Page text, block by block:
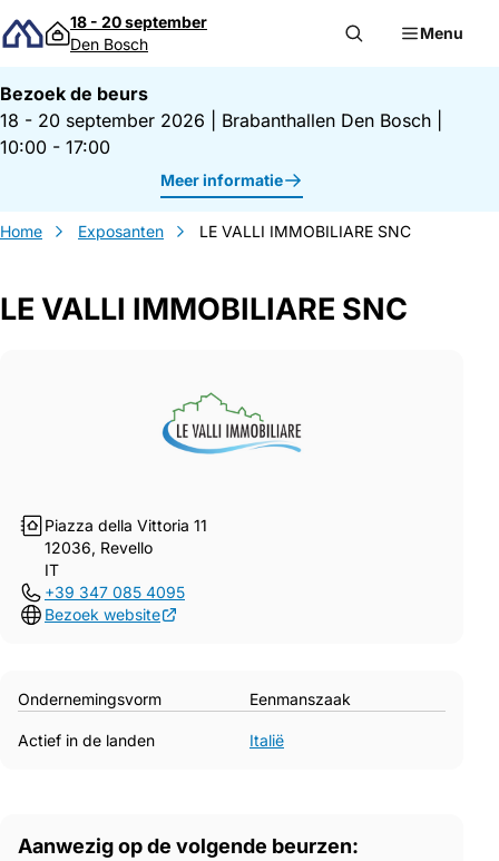
Direct naar inhoud
18 - 20 september
Den Bosch
Menu
Bezoek de beurs
18 - 20 september 2026
Brabanthallen Den Bosch
10:00 - 17:00
Meer informatie
Home Exposanten LE VALLI IMMOBILIARE SNC
LE VALLI IMMOBILIARE SNC
Piazza della Vittoria 11
12036, Revello
IT
+39 347 085 4095
Bezoek website
Ondernemingsvorm Eenmanszaak
Actief in de landen Italië
Aanwezig op de volgende beurzen: